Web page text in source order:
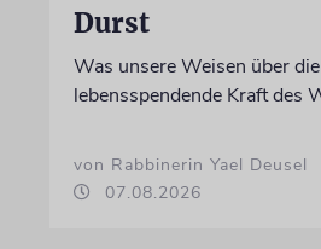
Durst
Was unsere Weisen über die
lebensspendende Kraft des
von Rabbinerin Yael Deusel
07.08.2026